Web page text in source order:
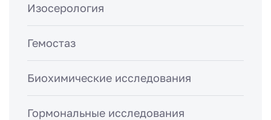
Изосерология
Гемостаз
Биохимические исследования
Гормональные исследования